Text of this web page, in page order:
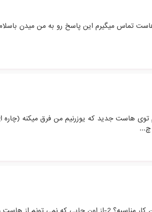
هاست تماس میگیرم این پاسخ رو به من میدن
توی هاست جدید که یوزرنیم من فرق میکنه
چ...